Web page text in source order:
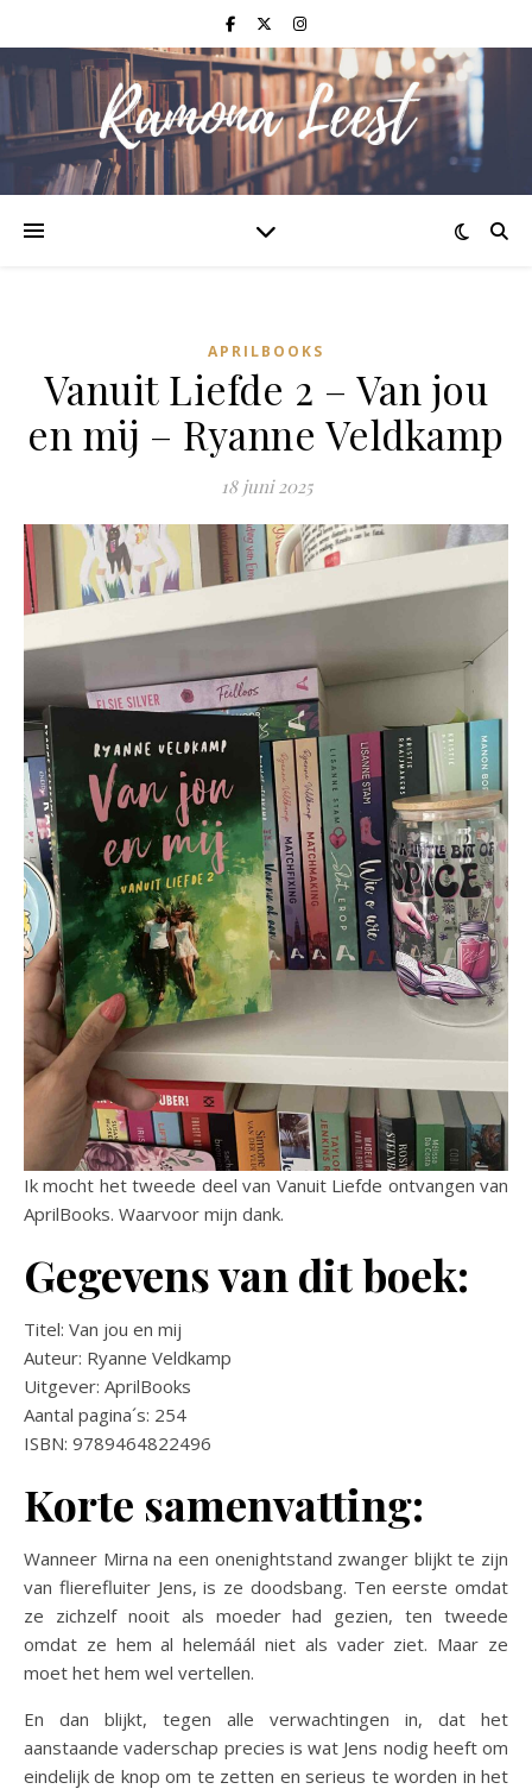
APRILBOOKS
Vanuit Liefde 2 – Van jou
en mij – Ryanne Veldkamp
18 juni 2025
Ik mocht het tweede deel van Vanuit Liefde ontvangen van
AprilBooks. Waarvoor mijn dank.
Gegevens van dit boek:
Titel: Van jou en mij
Auteur: Ryanne Veldkamp
Uitgever: AprilBooks
Aantal pagina´s: 254
ISBN: 9789464822496
Korte samenvatting:
Wanneer Mirna na een onenightstand zwanger blijkt te zijn
van flierefluiter Jens, is ze doodsbang. Ten eerste omdat
ze zichzelf nooit als moeder had gezien, ten tweede
omdat ze hem al helemáál niet als vader ziet. Maar ze
moet het hem wel vertellen.
En dan blijkt, tegen alle verwachtingen in, dat het
aanstaande vaderschap precies is wat Jens nodig heeft om
eindelijk de knop om te zetten en serieus te worden in het